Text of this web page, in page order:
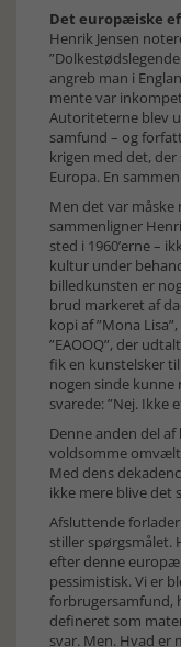
Det europæiske
Henrik Jensen
angreb man i
mente var
Autoriteterne blev
samfund – og
krigen med det, der
Europa. En
Men det var
sammenligner
sted i 1960’erne –
kultur under
billedkunsten er
brud markeret af
kopi af ”Mona
”EAOOQ”, der
fik en kunstelsker
nogen sinde kunne
svarede: ”Nej. Ikke
Denne anden del
voldsomme
Med dens
ikke mere blive det
Afsluttende
stiller spørgsmålet.
efter denne
pessimistisk. Vi er
forbrugersamfund,
defineret som
svar. Men. Hvad er